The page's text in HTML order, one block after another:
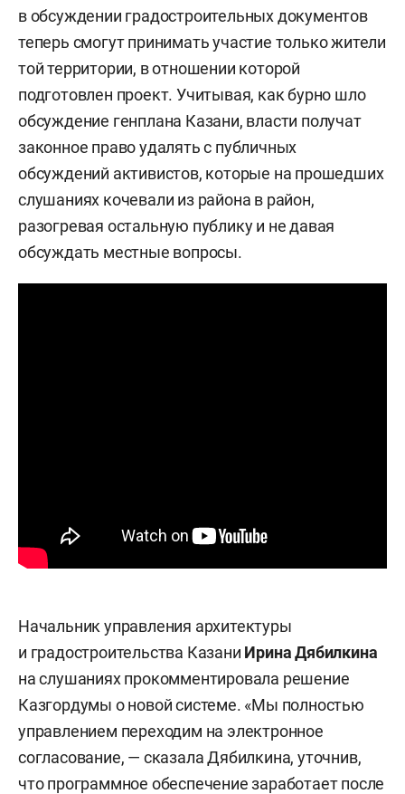
в обсуждении градостроительных документов
теперь смогут принимать участие только жители
той территории, в отношении которой
подготовлен проект. Учитывая, как бурно шло
обсуждение генплана Казани, власти получат
законное право удалять с публичных
обсуждений активистов, которые на прошедших
слушаниях кочевали из района в район,
разогревая остальную публику и не давая
обсуждать местные вопросы.
Начальник управления архитектуры
и градостроительства Казани Ирина Дябилкина
на слушаниях прокомментировала решение
Казгордумы о новой системе. «Мы полностью
управлением переходим на электронное
согласование, — сказала Дябилкина, уточнив,
что программное обеспечение заработает после